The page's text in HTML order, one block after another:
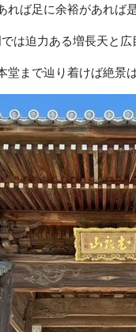
ば足に余裕があれば
は迫力ある増長天と広
堂まで辿り着けば絶景